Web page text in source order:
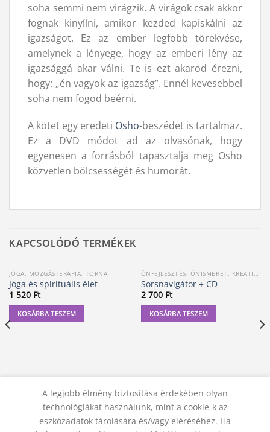
soha semmi nem virágzik. A virágok csak akkor
fognak kinyílni, amikor kezded kapiskálni az
igazságot. Ez az ember legfobb törekvése,
amelynek a lényege, hogy az emberi lény az
igazsággá akar válni. Te is ezt akarod érezni,
hogy: „én vagyok az igazság”. Ennél kevesebbel
soha nem fogod beérni.
A kötet egy eredeti Osho-beszédet is tartalmaz.
Ez a DVD módot ad az olvasónak, hogy
egyenesen a forrásból tapasztalja meg Osho
közvetlen bölcsességét és humorát.
KAPCSOLÓDÓ TERMÉKEK
JÓGA, MOZGÁSTERÁPIA, TORNA
Jóga és spirituális élet
1 520 Ft
KOSÁRBA TESZEM
Sorsnavigátor + CD
2 700 Ft
KOSÁRBA TESZEM
A legjobb élmény biztosítása érdekében olyan
technológiákat használunk, mint a cookie-k az
eszközadatok tárolására és/vagy eléréséhez. Ha